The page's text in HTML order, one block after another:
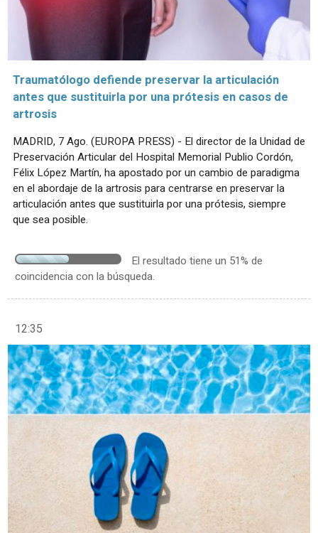
Traumatólogo defiende preservar la articulación
antes que sustituirla por una prótesis en casos de
artrosis
MADRID, 7 Ago. (EUROPA PRESS) - El director de la Unidad de
Preservación Articular del Hospital Memorial Publio Cordón,
Félix López Martín, ha apostado por un cambio de paradigma
en el abordaje de la artrosis para centrarse en preservar la
articulación antes que sustituirla por una prótesis, siempre
que sea posible.
El resultado tiene un 51% de
coincidencia con la búsqueda.
12:35